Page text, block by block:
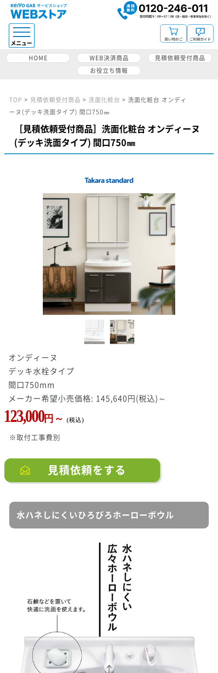
HOME WEB決済商品 見積依頼受付商品
お役立ち情報
TOP > 見積依頼受付商品 > 洗面化粧台 > 洗面化粧台 オンディ
ーヌ(デッキ洗面タイプ) 間口750㎜
［見積依頼受付商品］洗面化粧台 オンディーヌ
(デッキ洗面タイプ) 間口750㎜
オンディーヌ
デッキ水栓タイプ
間口750mm
メーカー希望小売価格: 145,640円(税込)～
123,000円～
※取付工事費別
見積依頼をする
水ハネしにくいひろびろホーローボウル